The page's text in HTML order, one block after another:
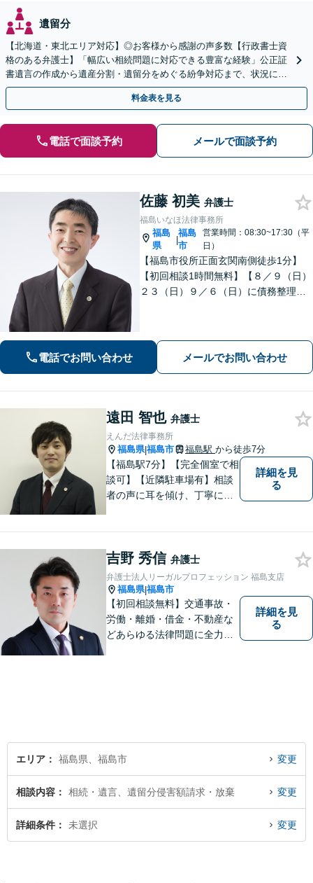
遺留分
【北海道・東北エリア対応】◎お客様から感謝の声多数【行政書士資
格のある弁護士】「幅広い相続問題に対応できる豊富な経験」公正証
書遺言の作成から遺産分割・遺留分をめぐる紛争対応まで、状況に応
じた最適な方法をご提案します【夜間相談可】
料金表を見る
電話で面談予約 メールで面談予約
佐藤 初美 弁護士
福島いなほ法律事務所
福島
県
|
福島
市
営業時間：08:30~17:30（平
日）
【福島市役所正面玄関南側徒歩1分】
【初回相談1時間無料】【８／９（日）
２３（日）９／６（日）に債務整理・
電話でお問い合わせ メールでお問い合わせ
遠田 智也 弁護士
えんだ法律事務所
福島県|福島市 福島駅 から徒歩7分
【福島駅7分】【完全個室で相
談可】【近隣駐車場有】相談
者の声に耳を傾け、丁寧にわ
った」と思っていただけるよ
うに全力を尽くしていきま
す。
詳細を見
る
吉野 秀信 弁護士
弁護士法人リーガルプロフェッション 福島支店
福島県|福島市
【初回相談無料】交通事故・
労働・離婚・借金・不動産な
どあらゆる法律問題に全力を
詳細を見
る
エリア 福島県、福島市 変更
相談内容 相続・遺言、遺留分侵害額請求・放棄 変更
詳細条件 未選択 変更